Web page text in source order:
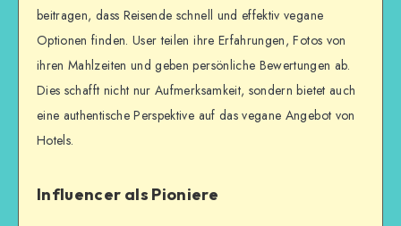
beitragen, dass Reisende schnell und effektiv vegane
Optionen finden. User teilen ihre Erfahrungen, Fotos von
ihren Mahlzeiten und geben persönliche Bewertungen ab.
Dies schafft nicht nur Aufmerksamkeit, sondern bietet auch
eine authentische Perspektive auf das vegane Angebot von
Hotels.
Influencer als Pioniere